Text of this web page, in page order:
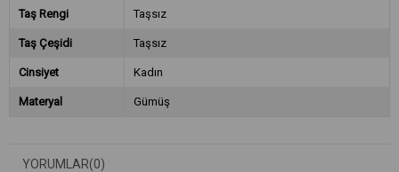
Taş Rengi Taşsız
Taş Çeşidi Taşsız
Cinsiyet Kadın
Materyal Gümüş
YORUMLAR(0)